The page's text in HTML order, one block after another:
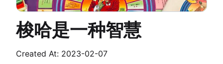
梭哈是一种智慧
Created At: 2023-02-07